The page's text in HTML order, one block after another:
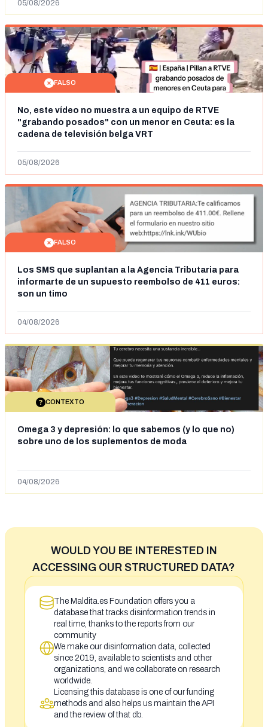
05/08/2026
FALSO
No, este vídeo no muestra a un equipo de RTVE
"grabando posados" con un menor en Ceuta: es la
cadena de televisión belga VRT
05/08/2026
FALSO
Los SMS que suplantan a la Agencia Tributaria para
informarte de un supuesto reembolso de 411 euros:
son un timo
04/08/2026
CONTEXTO
Omega 3 y depresión: lo que sabemos (y lo que no)
sobre uno de los suplementos de moda
04/08/2026
WOULD YOU BE INTERESTED IN
ACCESSING OUR STRUCTURED DATA?
The Maldita.es Foundation offers you a
database that tracks disinformation trends in
real time, thanks to the reports from our
community
We make our disinformation data, collected
since 2019, available to scientists and other
organizations, and we collaborate on research
worldwide.
Licensing this database is one of our funding
methods and also helps us maintain the API
and the review of that db.